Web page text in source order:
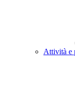
Attività e